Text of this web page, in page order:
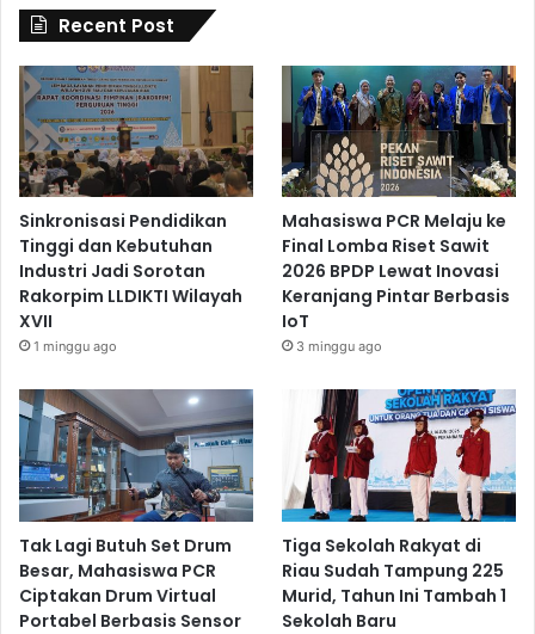
Recent Post
Sinkronisasi Pendidikan
Tinggi dan Kebutuhan
Industri Jadi Sorotan
Rakorpim LLDIKTI Wilayah
XVII
1 minggu ago
Mahasiswa PCR Melaju ke
Final Lomba Riset Sawit
2026 BPDP Lewat Inovasi
Keranjang Pintar Berbasis
IoT
3 minggu ago
Tak Lagi Butuh Set Drum
Besar, Mahasiswa PCR
Ciptakan Drum Virtual
Portabel Berbasis Sensor
Tiga Sekolah Rakyat di
Riau Sudah Tampung 225
Murid, Tahun Ini Tambah 1
Sekolah Baru